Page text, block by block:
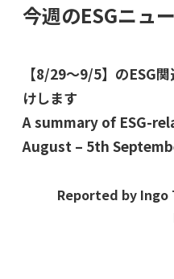
今週のESGニュ
【8/29〜9/5】のESG
けします
A summary of ESG-
August – 5th
Reported by Ingo